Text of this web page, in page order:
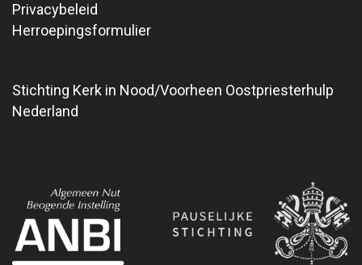
Privacybeleid
Herroepingsformulier
Stichting Kerk in Nood/Voorheen Oostpriesterhulp
Nederland